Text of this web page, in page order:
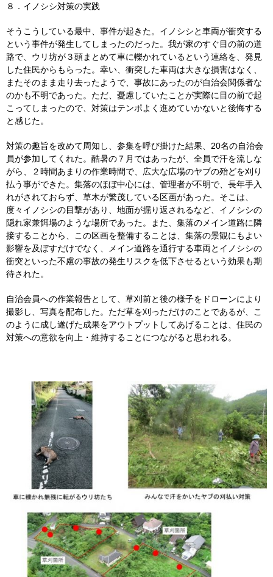
８．イノシシ対策の実践
そうこうしている最中、事件が起きた。イノシシと車両が衝突する
という事件が発生してしまったのだった。我が家のすぐ目の前の道
路で、ウリ坊が３頭まとめて車に轢かれているという連絡を、発見
した住民からもらった。幸い、衝突した車両は大きな損害はなく、
またそのまま走り去ったようで、事故にあったのが自治会関係者な
のかも不明であった。ただ、憂慮していたことが実際に目の前で起
こってしまったので、対策はテンポよく進めていかないと後悔する
と感じた。
対策の趣旨を改めて周知し、参集を呼び掛けた結果、20名の自治会
員が参加してくれた。酷暑の７月ではあったが、全員で汗を流しな
がら、２時間あまりの作業時間で、広大な広場のヤブの殆どを刈り
払う事ができた。集落のほぼ中心には、管理者が不明で、長年手入
れがされておらず、草木が繁茂している区画があった。そこは、
度々イノシシの目撃があり、地面が掘り返されるなど、イノシシの
隠れ家兼餌場のような場所であった。また、集落のメイン道路に隣
接することから、この区画を整備することは、集落の景観にもよい
影響を及ぼすだけでなく、メイン道路を通行する車両とイノシシの
衝突といった不慮の事故の発生リスクを低下させるという効果も期
待された。
自治会員への作業報告として、草刈前と後の様子をドローンにより
撮影し、写真を配布した。ただ草を刈っただけのことであるが、こ
のように成し遂げた成果をアウトプットしてあげることは、住民の
対策への意欲を向上・維持することにつながると思われる。